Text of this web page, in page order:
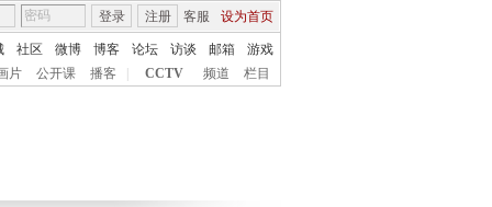
客服 设为首页
登录 注册
社区 微博 博客 论坛 访谈 邮箱
游戏
片
公开课 播客 CCTV 频道 栏目